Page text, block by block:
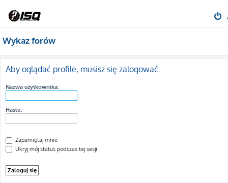
Wykaz forów
Aby oglądać profile, musisz się zalogować.
Nazwa użytkownika:
Hasło:
Zapamiętaj mnie
Ukryj mój status podczas tej sesji